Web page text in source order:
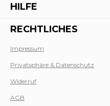
HILFE
RECHTLICHES
Impressum
Privatsphäre & Datenschutz
Widerruf
AGB